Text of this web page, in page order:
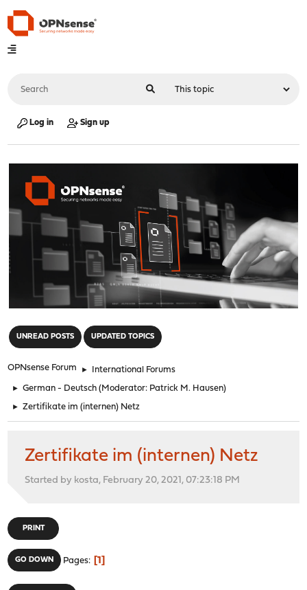
Log in Sign up
UNREAD POSTS UPDATED TOPICS
OPNsense Forum ► International Forums
► German - Deutsch (Moderator: Patrick M. Hausen)
► Zertifikate im (internen) Netz
Zertifikate im (internen) Netz
Started by kosta, February 20, 2021, 07:23:18 PM
PRINT
GO DOWN Pages 1